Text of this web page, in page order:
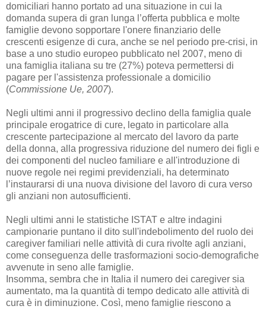
domiciliari hanno portato ad una situazione in cui la
domanda supera di gran lunga l’offerta pubblica e molte
famiglie devono sopportare l'onere finanziario delle
crescenti esigenze di cura, anche se nel periodo pre-crisi, in
base a uno studio europeo pubblicato nel 2007, meno di
una famiglia italiana su tre (27%) poteva permettersi di
pagare per l'assistenza professionale a domicilio
(Commissione Ue, 2007).
Negli ultimi anni il progressivo declino della famiglia quale
principale erogatrice di cure, legato in particolare alla
crescente partecipazione al mercato del lavoro da parte
della donna, alla progressiva riduzione del numero dei figli e
dei componenti del nucleo familiare e all'introduzione di
nuove regole nei regimi previdenziali, ha determinato
l’instaurarsi di una nuova divisione del lavoro di cura verso
gli anziani non autosufficienti.
Negli ultimi anni le statistiche ISTAT e altre indagini
campionarie puntano il dito sull'indebolimento del ruolo dei
caregiver familiari nelle attività di cura rivolte agli anziani,
come conseguenza delle trasformazioni socio-demografiche
avvenute in seno alle famiglie.
Insomma, sembra che in Italia il numero dei caregiver sia
aumentato, ma la quantità di tempo dedicato alle attività di
cura è in diminuzione. Così, meno famiglie riescono a